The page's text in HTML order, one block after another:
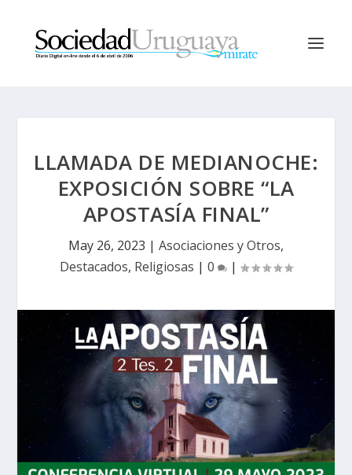
LLAMADA DE MEDIANOCHE:
EXPOSICIÓN SOBRE “LA
APOSTASÍA FINAL”
May 26, 2023 | Asociaciones y Otros,
Destacados, Religiosas | 0 |